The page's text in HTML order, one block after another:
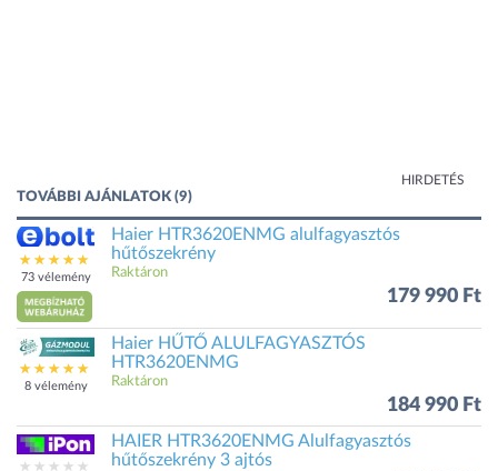
HIRDETÉS
TOVÁBBI AJÁNLATOK (9)
73 vélemény
Haier HTR3620ENMG alulfagyasztós
hűtőszekrény
Raktáron
179 990 Ft
8 vélemény
Haier HŰTŐ ALULFAGYASZTÓS
HTR3620ENMG
Raktáron
184 990 Ft
HAIER HTR3620ENMG Alulfagyasztós
hűtőszekrény 3 ajtós